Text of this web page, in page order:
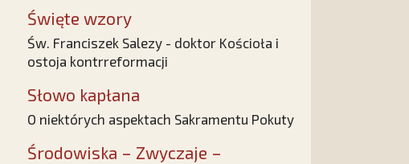
Święte wzory
Św. Franciszek Salezy - doktor Kościoła i
ostoja kontrreformacji
Słowo kapłana
O niektórych aspektach Sakramentu Pokuty
Środowiska – Zwyczaje –